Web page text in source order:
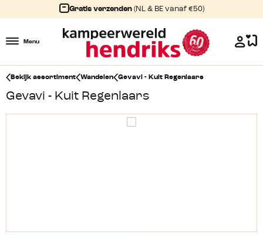
Gratis verzenden (NL & BE vanaf €50)
Menu
Bekijk assortiment Wandelen Gevavi - Kuit Regenlaars
Gevavi - Kuit Regenlaars